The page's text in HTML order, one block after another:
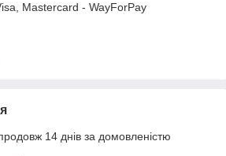
Mastercard - WayForPay
14 днів за домовленістю